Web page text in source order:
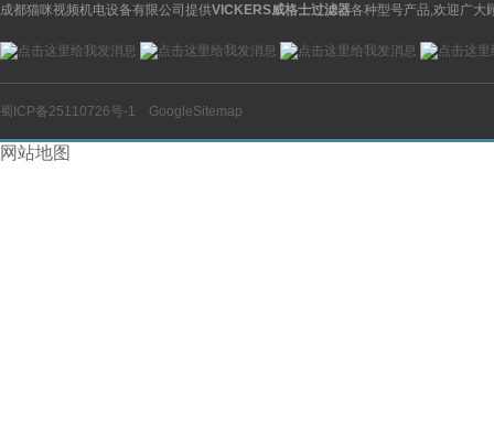
成都猫咪视频机电设备有限公司提供VICKERS威格士过滤器各种型号产品,欢迎广大
蜀ICP备25110726号-1 GoogleSitemap
网站地图